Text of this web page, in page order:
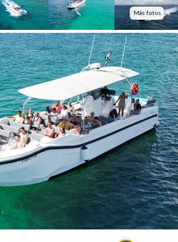
Más fotos